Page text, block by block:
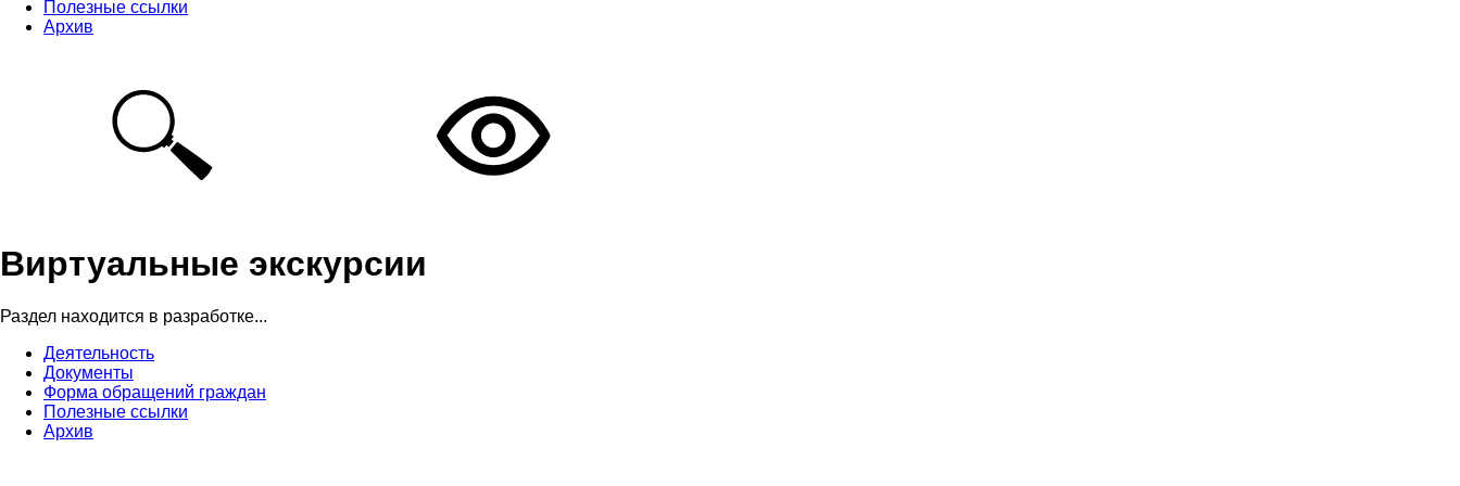
Полезные ссылки
Архив
Виртуальные экскурсии
Раздел находится в разработке...
Деятельность
Документы
Форма обращений граждан
Полезные ссылки
Архив